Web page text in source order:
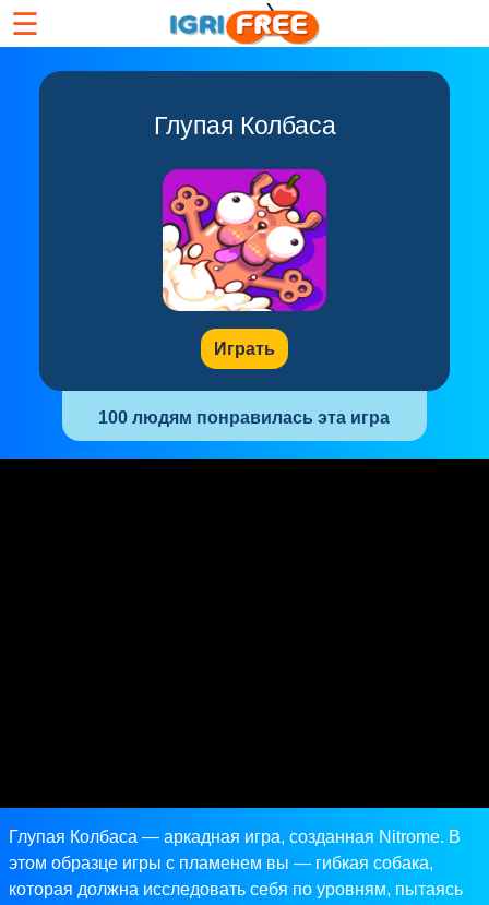
☰
Глупая Колбаса
Играть
100 людям понравилась эта игра
Глупая Колбаса — аркадная игра, созданная Nitrome. В
этом образце игры с пламенем вы — гибкая собака,
которая должна исследовать себя по уровням, пытаясь